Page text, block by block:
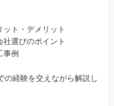
ト・デメリット
選びのポイント
事例
の経験を交えながら解説し